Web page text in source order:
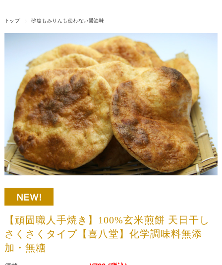
トップ 砂糖もみりんも使わない醤油味
【頑固職人手焼き】100%玄米煎餅 天日干し
さくさくタイプ【喜八堂】化学調味料無添
加・無糖